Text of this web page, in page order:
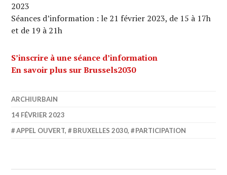
2023
Séances d’information : le 21 février 2023, de 15 à 17h
et de 19 à 21h
S’inscrire à une séance d’information
En savoir plus sur Brussels2030
ARCHIURBAIN
14 FÉVRIER 2023
APPEL OUVERT, BRUXELLES 2030, PARTICIPATION